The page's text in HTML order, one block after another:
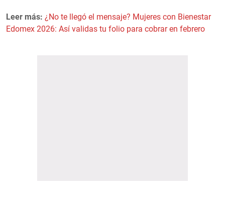
Leer más: ¿No te llegó el mensaje? Mujeres con Bienestar
Edomex 2026: Así validas tu folio para cobrar en febrero